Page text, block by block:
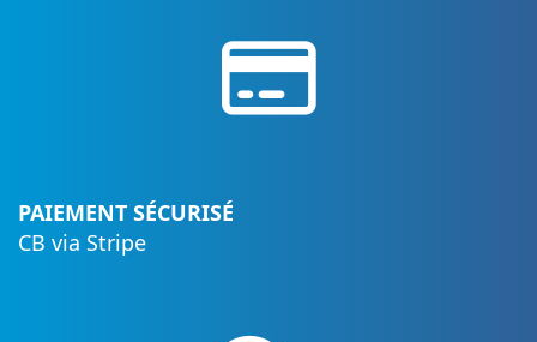
PAIEMENT SÉCURISÉ
CB via Stripe